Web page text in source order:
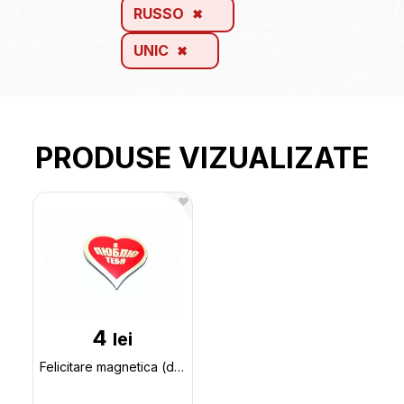
RUSSO
UNIC
PRODUSE VIZUALIZATE
4 lei
Felicitare magnetica (diverse) DA200